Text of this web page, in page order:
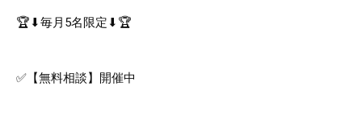
🏆⬇︎毎月5名限定⬇︎🏆
✅【無料相談】開催中